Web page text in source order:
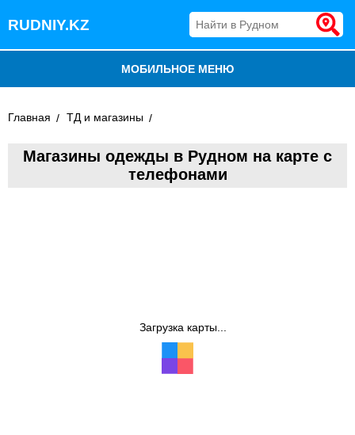
RUDNIY.KZ
МОБИЛЬНОЕ МЕНЮ
ДОБАВИТЬ КОМПАНИЮ
Главная ТД и магазины
Магазины одежды в Рудном на карте с
телефонами
Загрузка карты...